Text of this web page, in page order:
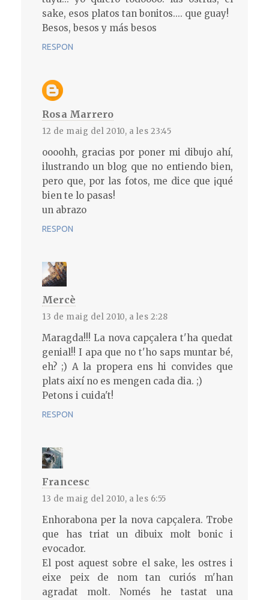
sake, esos platos tan bonitos.... que guay!
Besos, besos y más besos
RESPON
Rosa Marrero
12 de maig del 2010, a les 23:45
oooohh, gracias por poner mi dibujo ahí,
ilustrando un blog que no entiendo bien,
pero que, por las fotos, me dice que ¡qué
bien te lo pasas!
un abrazo
RESPON
Mercè
13 de maig del 2010, a les 2:28
Maragda!!! La nova capçalera t'ha quedat
genial!! I apa que no t'ho saps muntar bé,
eh? ;) A la propera ens hi convides que
plats així no es mengen cada dia. ;)
Petons i cuida't!
RESPON
Francesc
13 de maig del 2010, a les 6:55
Enhorabona per la nova capçalera. Trobe
que has triat un dibuix molt bonic i
evocador.
El post aquest sobre el sake, les ostres i
eixe peix de nom tan curiós m'han
agradat molt. Només he tastat una